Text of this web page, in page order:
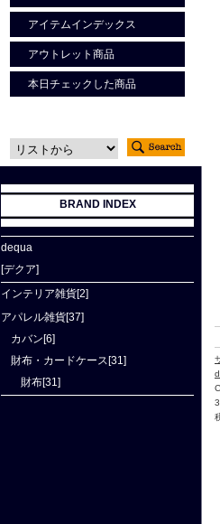
アイテムインデックス
アウトレット商品
本日チェックした商品
BRAND INDEX
dequa
[デクア]
インテリア雑貨[2]
アパレル雑貨[37]
カバン[6]
財布・カードケース[31]
財布[31]